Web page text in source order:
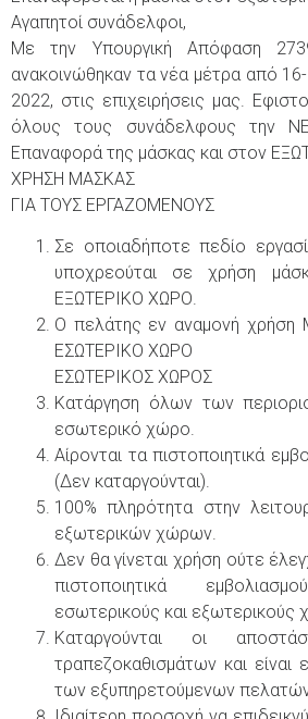
Αγαπητοί συνάδελφοι,
Με την Υπουργική Απόφαση
ανακοινώθηκαν τα νέα μέτρα από
2022, στις επιχειρήσεις μας.
όλους τους συνάδελφους την
Επαναφορά της μάσκας και στον
ΧΡΗΣΗ ΜΑΣΚΑΣ
ΓΙΑ ΤΟΥΣ ΕΡΓΑΖΟΜΕΝΟΥΣ
Σε οποιαδήποτε πεδίο
υποχρεούται σε χρήση
ΕΞΩΤΕΡΙΚΟ ΧΩΡΟ.
Ο πελάτης εν αναμονή
ΕΣΩΤΕΡΙΚΟ ΧΩΡΟ
ΕΣΩΤΕΡΙΚΟΣ ΧΩΡΟΣ
Κατάργηση όλων των
εσωτερικό χώρο.
Αίρονται τα πιστοποιητικά
(Δεν καταργούνται).
100% πληρότητα στην
εξωτερικών χώρων.
Δεν θα γίνεται χρήση ούτε
πιστοποιητικά
εσωτερικούς και εξωτερικούς
Καταργούνται οι
τραπεζοκαθισμάτων και είναι
των εξυπηρετούμενων